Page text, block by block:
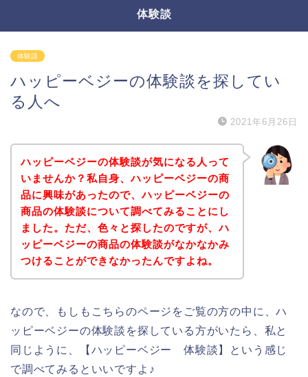
体験談
体験談
ハッピーベジーの体験談を探してい
る人へ
2021年6月26日
ハッピーベジーの体験談が気になる人って
いませんか？私自身、ハッピーベジーの商
品に興味があったので、ハッピーベジーの
商品の体験談について調べてみることにし
ました。ただ、色々と探したのですが、ハ
ッピーベジーの商品の体験談がなかなかみ
つけることができなかったんですよね。
なので、もしもこちらのページをご覧の方の中に、ハ
ッピーベジーの体験談を探している方がいたら、私と
同じように、【ハッピーベジー 体験談】という感じ
で調べてみるといいですよ♪